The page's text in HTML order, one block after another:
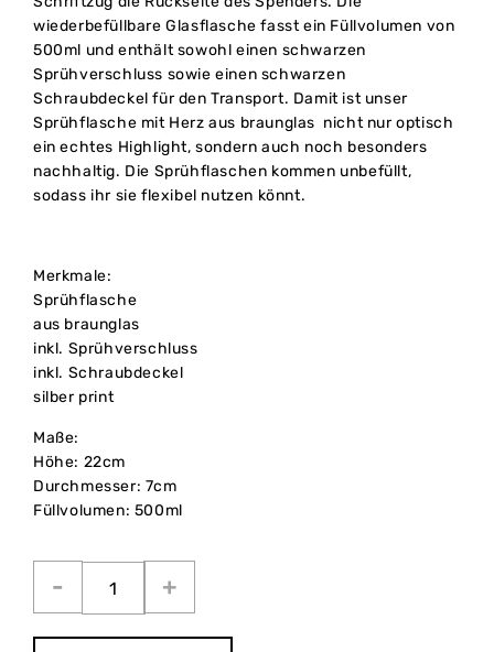
wiederbefüllbare Glasflasche fasst ein Füllvolumen von
500ml und enthält sowohl einen schwarzen
Sprühverschluss sowie einen schwarzen
Schraubdeckel für den Transport. Damit ist unser
Sprühflasche mit Herz aus braunglas nicht nur optisch
ein echtes Highlight, sondern auch noch besonders
nachhaltig. Die Sprühflaschen kommen unbefüllt,
sodass ihr sie flexibel nutzen könnt.
Merkmale:
Sprühflasche
aus braunglas
inkl. Sprühverschluss
inkl. Schraubdeckel
silber print
Maße:
Höhe: 22cm
Durchmesser: 7cm
Füllvolumen: 500ml